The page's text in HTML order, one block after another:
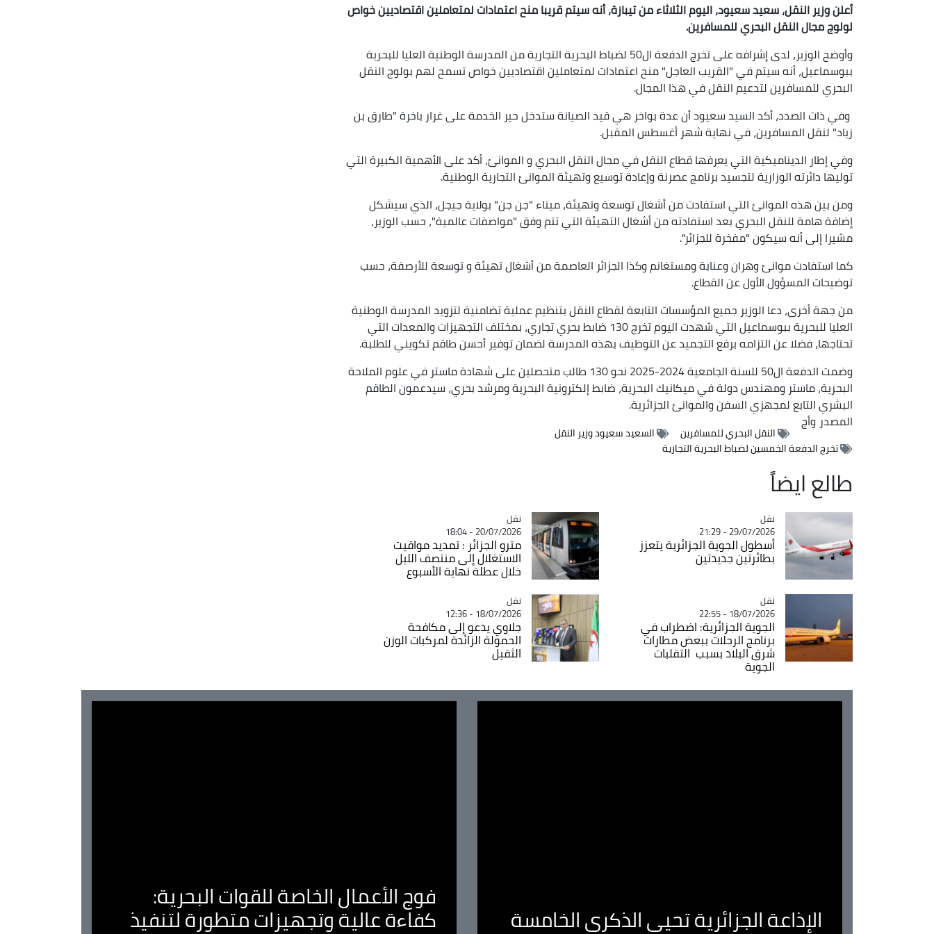
أعلن وزير النقل، سعيد سعيود، اليوم الثلاثاء من تيبازة، أنه سيتم قريبا منح اعتمادات لمتعاملين اقتصاديين خواص
لولوج مجال النقل البحري للمسافرين.
وأوضح الوزير، لدى إشرافه على تخرج الدفعة ال50 لضباط البحرية التجارية من المدرسة الوطنية العليا للبحرية
ببوسماعيل، أنه سيتم في "القريب العاجل" منح اعتمادات لمتعاملين اقتصاديين خواص تسمح لهم بولوج النقل
البحري للمسافرين لتدعيم النقل في هذا المجال.
وفي ذات الصدد، أكد السيد سعيود أن عدة بواخر هي قيد الصيانة ستدخل حير الخدمة على غرار باخرة "طارق بن
زياد" لنقل المسافرين، في نهاية شهر أغسطس المقبل.
وفي إطار الديناميكية التي يعرفها قطاع النقل في مجال النقل البحري و الموانئ، أكد على الأهمية الكبيرة التي
توليها دائرته الوزارية لتجسيد برنامج عصرنة وإعادة توسيع وتهيئة الموانئ التجارية الوطنية.
ومن بين هذه الموانئ التي استفادت من أشغال توسعة وتهيئة، ميناء "جن جن" بولاية جيجل، الذي سيشكل
إضافة هامة للنقل البحري بعد استفادته من أشغال التهيئة التي تتم وفق "مواصفات عالمية"، حسب الوزير،
مشيرا إلى أنه سيكون "مفخرة للجزائر".
كما استفادت موانئ وهران وعنابة ومستغانم وكذا الجزائر العاصمة من أشغال تهيئة و توسعة للأرصفة، حسب
توضيحات المسؤول الأول عن القطاع.
من جهة أخرى، دعا الوزير جميع المؤسسات التابعة لقطاع النقل بتنظيم عملية تضامنية لتزويد المدرسة الوطنية
العليا للبحرية ببوسماعيل التي شهدت اليوم تخرج 130 ضابط بحري تجاري، بمختلف التجهيزات والمعدات التي
تحتاجها، فضلا عن التزامه برفع التجميد عن التوظيف بهذه المدرسة لضمان توفير أحسن طاقم تكويني للطلبة.
وضمت الدفعة ال50 للسنة الجامعية 2024-2025 نحو 130 طالب متحصلين على شهادة ماستر في علوم الملاحة
البحرية، ماستر ومهندس دولة في ميكانيك البحرية، ضابط إلكترونية البحرية ومرشد بحري، سيدعمون الطاقم
البشري التابع لمجهزي السفن والموانئ الجزائرية.
المصدر وأج
النقل البحري للمسافرين
السعيد سعيود وزير النقل
تخرج الدفعة الخمسين لضباط البحرية التجارية
طالع ايضاً
Catégorie
نقل
29/07/2026 - 21:29
أسطول الجوية الجزائرية يتعزز
بطائرتين جديدتين
Catégorie
نقل
20/07/2026 - 18:04
مترو الجزائر : تمديد مواقيت
الاستغلال إلى منتصف الليل
خلال عطلة نهاية الأسبوع
Catégorie
نقل
18/07/2026 - 22:55
الجوية الجزائرية: اضطراب في
برنامج الرحلات ببعض مطارات
شرق البلاد بسبب التقلبات
الجوية
Catégorie
نقل
18/07/2026 - 12:36
جلاوي يدعو إلى مكافحة
الحمولة الزائدة لمركبات الوزن
الثقيل
الإذاعة الجزائرية تحيي الذكرى الخامسة
فوج الأعمال الخاصة للقوات البحرية:
كفاءة عالية وتجهيزات متطورة لتنفيذ